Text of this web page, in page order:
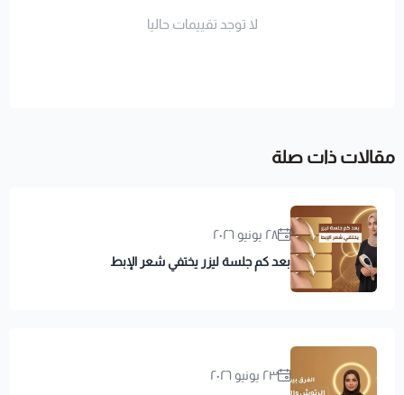
لا توجد تقييمات حاليا
مقالات ذات صلة
٢٨ يونيو ٢٠٢٦
بعد كم جلسة ليزر يختفي شعر الإبط
٢٣ يونيو ٢٠٢٦